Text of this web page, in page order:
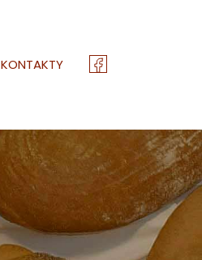
KONTAKTY